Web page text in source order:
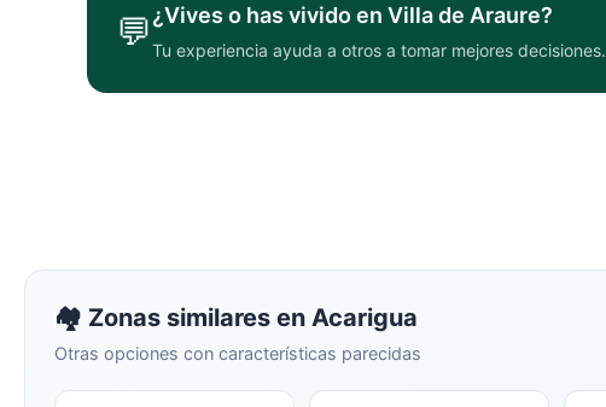
💬¿Vives o has vivido en Villa de Araure?
Tu experiencia ayuda a otros a tomar mejores decisiones.
🏘️ Zonas similares en Acarigua
Otras opciones con características parecidas